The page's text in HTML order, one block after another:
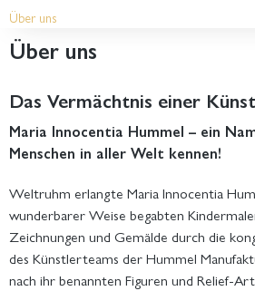
Über uns
Über uns
Das Vermächtnis einer
Maria Innocentia Hummel – ein
Menschen in aller Welt kennen!
Weltruhm erlangte Maria Innocentia
wunderbarer Weise begabten
Zeichnungen und Gemälde durch die
des Künstlerteams der Hummel
nach ihr benannten Figuren und Relief-